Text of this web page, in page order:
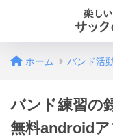
ホーム バンド活
バンド練習の
無料android